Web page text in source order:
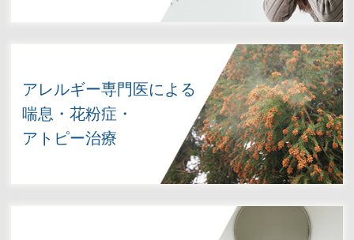
アレルギー専門医による
喘息・花粉症・
アトピー治療